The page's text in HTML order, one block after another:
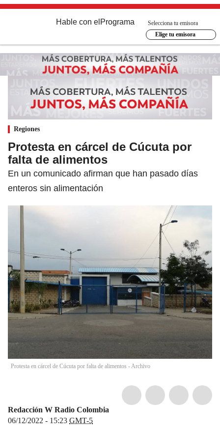
Hable con el Programa
Selecciona tu emisora
Elige tu emisora
Regiones
Protesta en cárcel de Cúcuta por
falta de alimentos
En un comunicado afirman que han pasado días
enteros sin alimentación
Protesta en cárcel de Cúcuta por falta de alimentos - Archivo
Redacción W Radio Colombia
06/12/2022 - 15:23 GMT-5